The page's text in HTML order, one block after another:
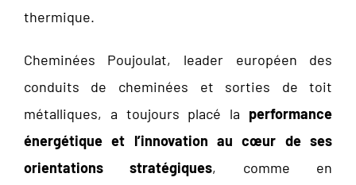
thermique.
Cheminées Poujoulat, leader européen des
conduits de cheminées et sorties de toit
métalliques, a toujours placé la performance
énergétique et l’innovation au cœur de ses
orientations stratégiques, comme en